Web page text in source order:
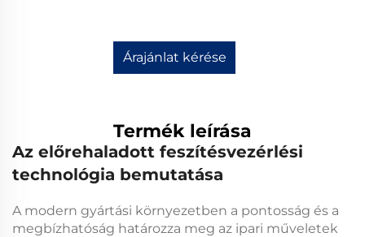
Árajánlat kérése
Termék leírása
Az előrehaladott feszítésvezérlési
technológia bemutatása
A modern gyártási környezetben a pontosság és a
megbízhatóság határozza meg az ipari műveletek